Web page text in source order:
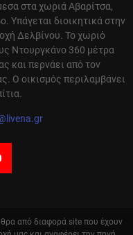
στα χωριά Αβαρίτσα,
Υπάγεται διοικητικά στην
Δελβίνου. Το χωριό
Ντουργκάνο 360 μέτρα
και περνάει από τον
Ο οικισμός περιλαμβάνει
από διαφορά site που έχουν